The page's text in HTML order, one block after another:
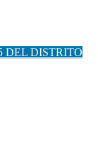
DEL DISTRITO